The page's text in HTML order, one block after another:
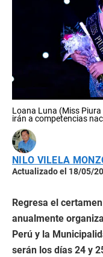
Loana Luna (Miss
irán a competencias
NILO VILELA
Actualizado el 18/05/
Regresa el
anualmente
Perú y la
serán los días 24 y